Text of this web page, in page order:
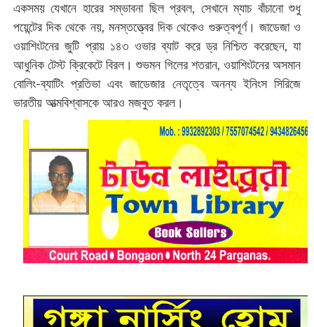
একসময় যেখানে হারের সম্ভাবনা ছিল প্রবল, সেখানে ম্যাচ বাঁচানো শুধু
পয়েন্টের দিক থেকে নয়, মনস্তত্ত্বের দিক থেকেও গুরুত্বপূর্ণ। জাডেজা ও
ওয়াশিংটনের জুটি প্রায় ১৪৩ ওভার ব্যাট করে ড্র নিশ্চিত করেছেন, যা
আধুনিক টেস্ট ক্রিকেটে বিরল। শুভমন গিলের শতরান, ওয়াশিংটনের অসমান
বোলিং-ব্যাটিং প্রতিভা এবং জাডেজার নেতৃত্বে অনন্য ইনিংস সিরিজে
ভারতীয় আত্মবিশ্বাসকে আরও মজবুত করল।